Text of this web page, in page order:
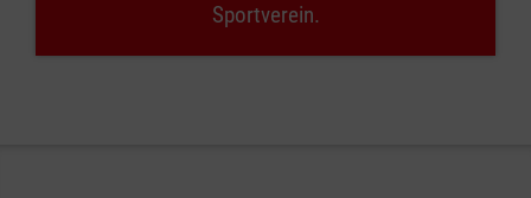
Sportverein.